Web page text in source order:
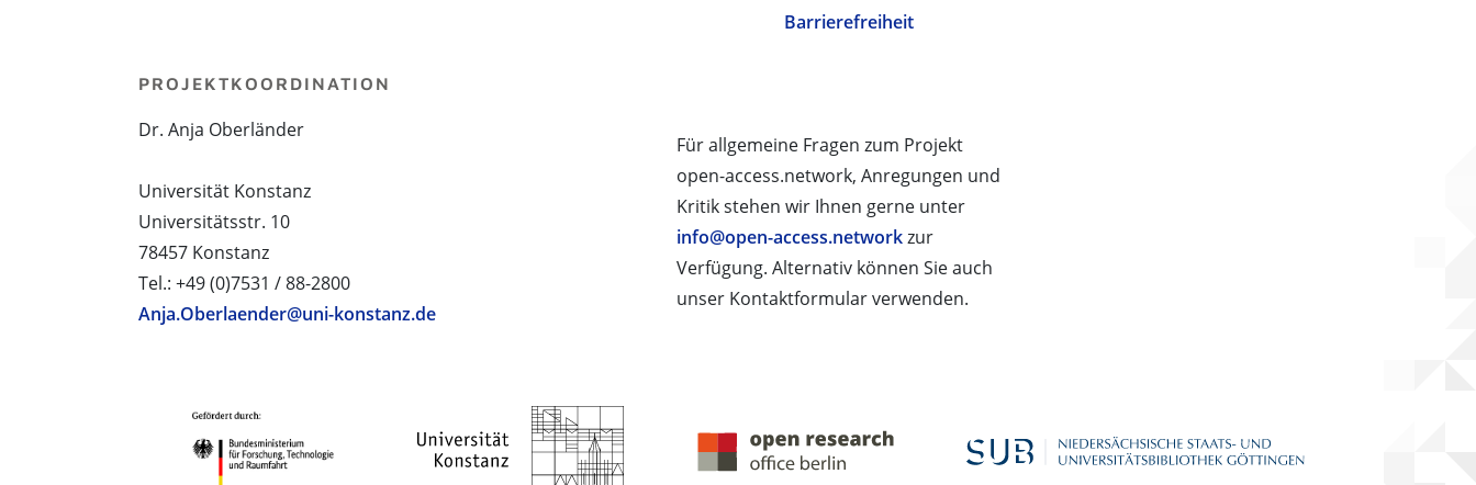
Barrierefreiheit
Für allgemeine Fragen zum Projekt
open-access.network, Anregungen und
Kritik stehen wir Ihnen gerne unter
info@open-access.networkzur
Verfügung. Alternativ können Sie auch
unser Kontaktformular verwenden.
PROJEKTKOORDINATION
Dr. Anja Oberländer
Universität Konstanz
Universitätsstr. 10
78457 Konstanz
Tel.: +49 (0)7531 / 88-2800
Anja.Oberlaender@uni-konstanz.de